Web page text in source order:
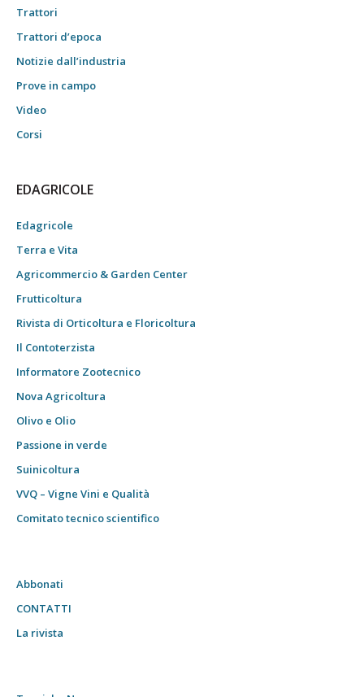
Trattori
Trattori d’epoca
Notizie dall’industria
Prove in campo
Video
Corsi
EDAGRICOLE
Edagricole
Terra e Vita
Agricommercio & Garden Center
Frutticoltura
Rivista di Orticoltura e Floricoltura
Il Contoterzista
Informatore Zootecnico
Nova Agricoltura
Olivo e Olio
Passione in verde
Suinicoltura
VVQ – Vigne Vini e Qualità
Comitato tecnico scientifico
Abbonati
CONTATTI
La rivista